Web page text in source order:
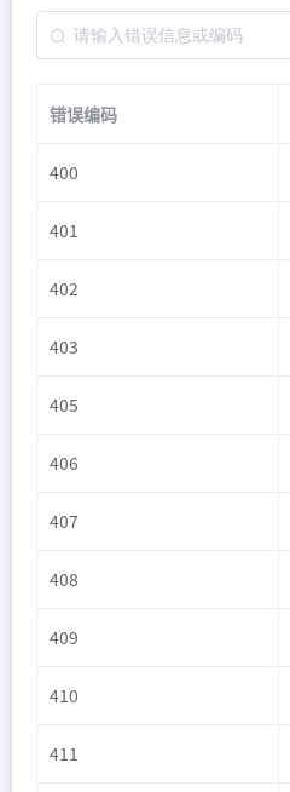
错误编码
400
401
402
403
405
406
407
408
409
410
411